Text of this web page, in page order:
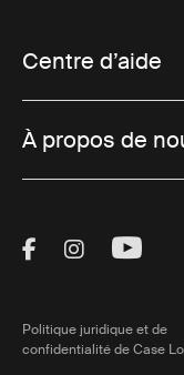
Centre d’aide
À propos de
Visit Thule
Visit
Politique juridique et de
confidentialité de Case